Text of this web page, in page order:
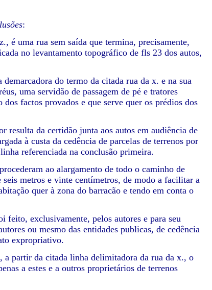
:
é uma rua sem saída que termina, precisamente,
no levantamento topográfico de fls 23 dos autos,
do termo da citada rua da x. e na sua
uma servidão de passagem de pé e tratores
factos provados e que serve quer os prédios dos
resulta da certidão junta aos autos em audiência de
à custa da cedência de parcelas de terrenos por
referenciada na conclusão primeira.
ao alargamento de todo o caminho de
metros e vinte centímetros, de modo a facilitar a
quer à zona do barracão e tendo em conta o
feito, exclusivamente, pelos autores e para seu
ou mesmo das entidades publicas, de cedência
expropriativo.
a partir da citada linha delimitadora da rua da x., o
a estes e a outros proprietários de terrenos